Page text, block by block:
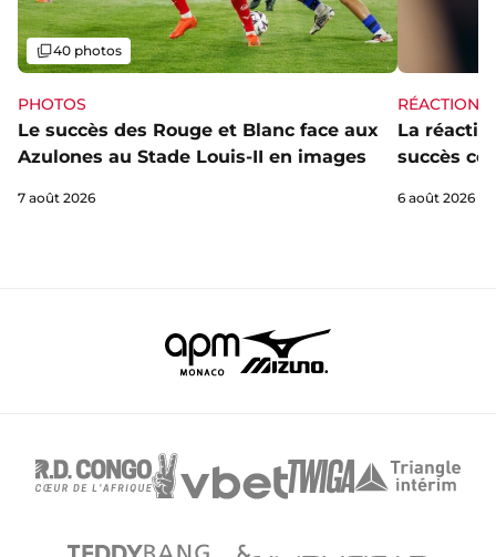
PHOTOS
Le succès des Rouge et Blanc face aux
Azulones au Stade Louis-II en images
Galerie
40 photos
7 août 2026
RÉACTIONS
La
succès
6 août 2026